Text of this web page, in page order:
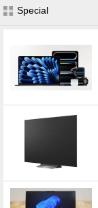
Special